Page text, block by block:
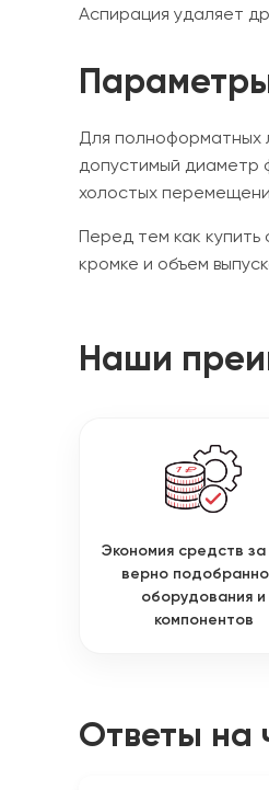
Аспирация удаляет
Для полноформатных
допустимый диаметр
холостых
Перед тем как
кромке и объем
Наши
Экономия средств за
верно
оборудования и
компонентов
Ответы на